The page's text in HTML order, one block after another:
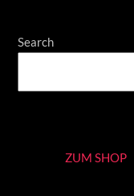
Search
ZUM SHOP